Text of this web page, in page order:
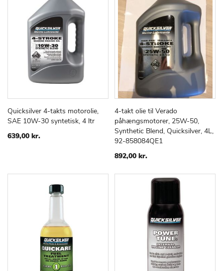
Læg i kurv
TILFØJ
TIL
SAMMENLIGN
Quicksilver 4-takts motorolie,
SAE 10W-30 syntetisk, 4 ltr
639,00 kr.
Læg i kurv
TIL
ØNSKE
4-takt olie til Verado
påhængsmotorer, 25W-50,
Synthetic Blend, Quicksilver, 4L,
92-858084QE1
892,00 kr.